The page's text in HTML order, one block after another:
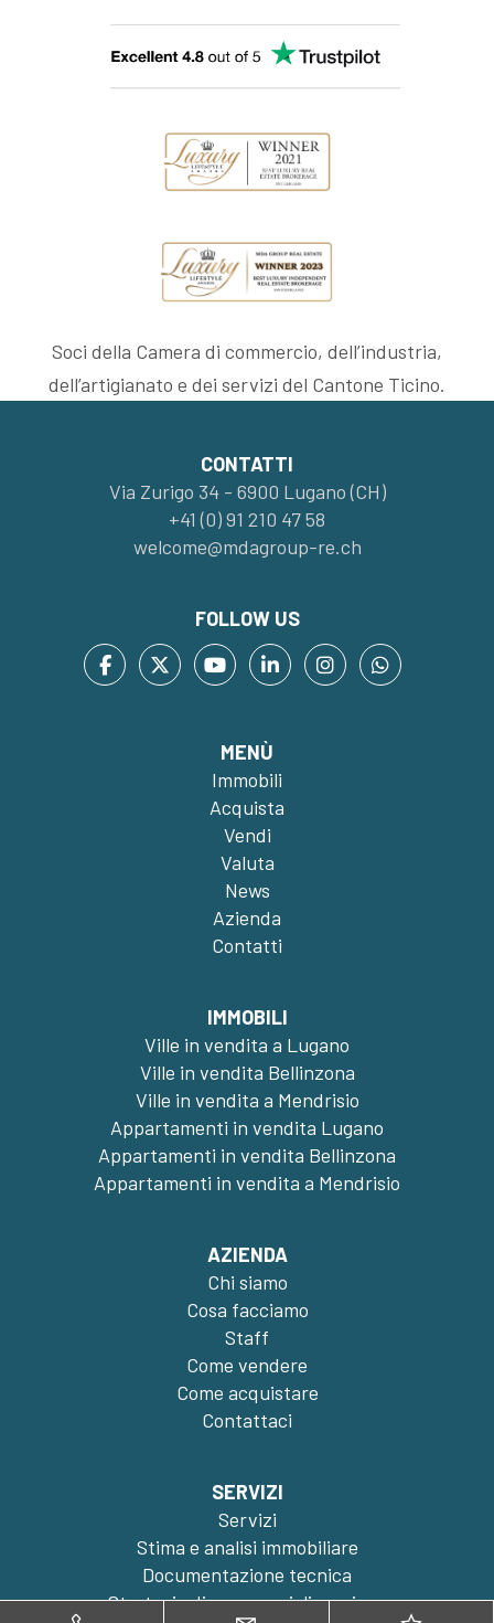
Soci della Camera di commercio, dell’industria,
dell’artigianato e dei servizi del Cantone Ticino.
CONTATTI
Via Zurigo 34 - 6900 Lugano (CH)
+41 (0) 91 210 47 58
welcome@mdagroup-re.ch
FOLLOW US
MENÙ
Immobili
Acquista
Vendi
Valuta
News
Azienda
Contatti
IMMOBILI
Ville in vendita a Lugano
Ville in vendita Bellinzona
Ville in vendita a Mendrisio
Appartamenti in vendita Lugano
Appartamenti in vendita Bellinzona
Appartamenti in vendita a Mendrisio
AZIENDA
Chi siamo
Cosa facciamo
Staff
Come vendere
Come acquistare
Contattaci
SERVIZI
Servizi
Stima e analisi immobiliare
Documentazione tecnica
Strategia di commercializzazione